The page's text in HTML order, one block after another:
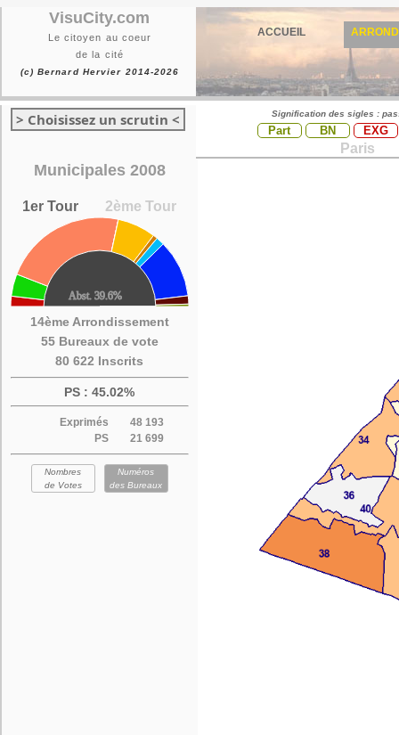
VisuCity.com
Le citoyen au coeur
de la cité
(c) Bernard Hervier 2014-2026
ACCUEIL
> Choisissez un scrutin <
Municipales 2008
1er Tour 2ème Tour
14ème Arrondissement
55 Bureaux de vote
80 622 Inscrits
PS : 45.02%
Exprimés
48 193
PS
21 699
Nombres
de Votes
Numéros
des Bureaux
Signification des sigles :
Part BN EXG
Paris